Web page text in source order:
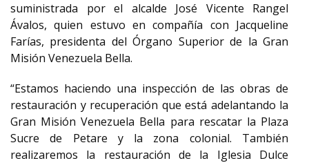
suministrada por el alcalde José Vicente Rangel
Ávalos, quien estuvo en compañía con Jacqueline
Farías, presidenta del Órgano Superior de la Gran
Misión Venezuela Bella.
“Estamos haciendo una inspección de las obras de
restauración y recuperación que está adelantando la
Gran Misión Venezuela Bella para rescatar la Plaza
Sucre de Petare y la zona colonial. También
realizaremos la restauración de la Iglesia Dulce